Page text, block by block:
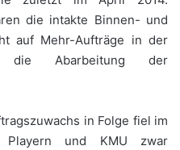
die intakte Binnen- und
auf Mehr-Aufträge in der
die Abarbeitung der
in Folge fiel im
Playern und KMU zwar